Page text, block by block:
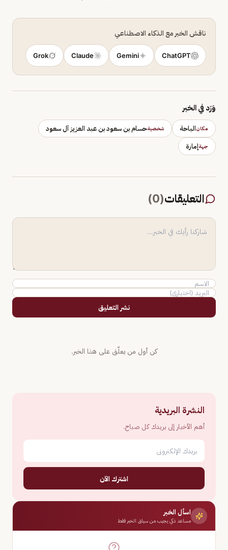
ناقش الخبر مع الذكاء الاصطناعي
ChatGPT
Gemini
Claude
Grok
وَرَد في الخبر
مكانالباحة شخصيةحسام بن سعود بن عبد العزيز آل سعود
جهةإمارة
التعليقات(
0
)
نشر التعليق
كن أول من يعلّق على هذا الخبر.
النشرة البريدية
أهم الأخبار إلى بريدك كل صباح.
اشترك الآن
اسأل الخبر
مساعد ذكي يجيب من سياق الخبر فقط